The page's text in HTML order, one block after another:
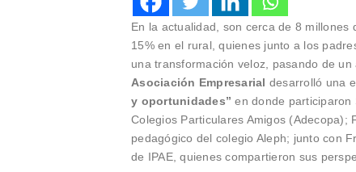
En la actualidad, son cerca de 8
15% en el rural, quienes junto a los
una transformación veloz, pasando de
Asociación Empresarial desarrolló una
y oportunidades”en donde participaron
Colegios Particulares Amigos
pedagógico del colegio Aleph; junto con
de IPAE, quienes compartieron sus